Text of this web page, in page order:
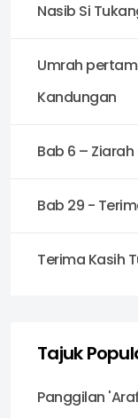
Nasib Si
Umrah
Kandungan
Bab 6 –
Bab 29 -
Terima Kasih
Tajuk
Panggilan